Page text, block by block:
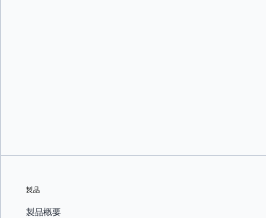
製品
製品概要